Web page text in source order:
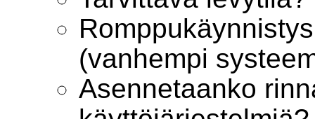
(vanhempi
Asennetaanko